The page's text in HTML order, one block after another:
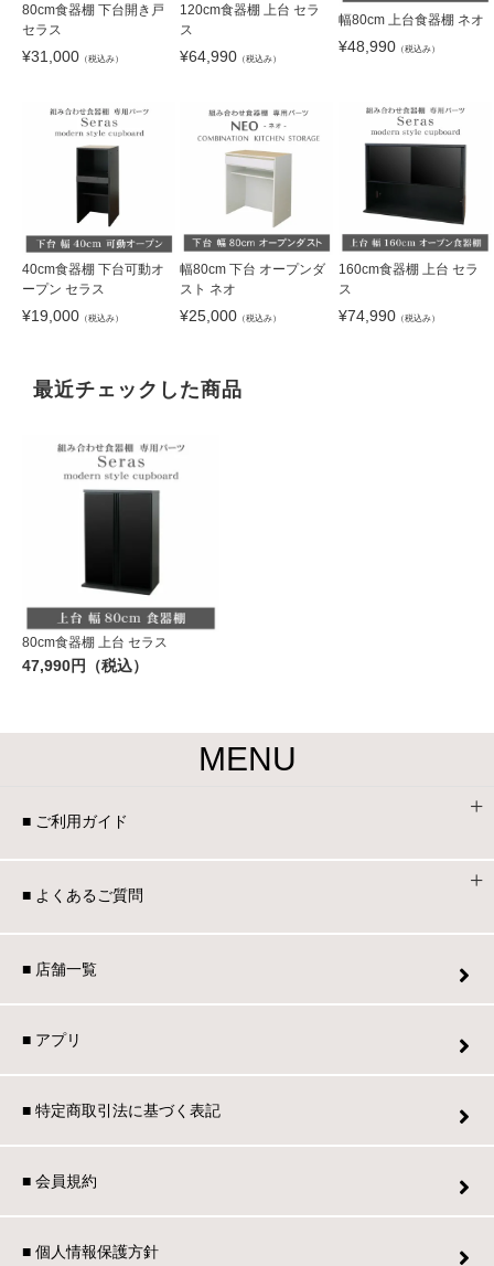
80cm食器棚 下台開き戸
セラス
¥31,000 （税込み）
120cm食器棚 上台 セラ
ス
¥64,990 （税込み）
幅80cm 上台食器棚 ネオ
¥48,990（税込み）
40cm食器棚 下台可動オ
ープン セラス
¥19,000 （税込み）
幅80cm 下台 オープンダ
スト ネオ
¥25,000 （税込み）
160cm食器棚 上台 セラ
ス
¥74,990（税込み）
最近チェックした商品
80cm食器棚 上台 セラス
47,990円（税込）
MENU
■ ご利用ガイド
■ よくあるご質問
■ 店舗一覧
■ アプリ
■ 特定商取引法に基づく表記
■ 会員規約
■ 個人情報保護方針